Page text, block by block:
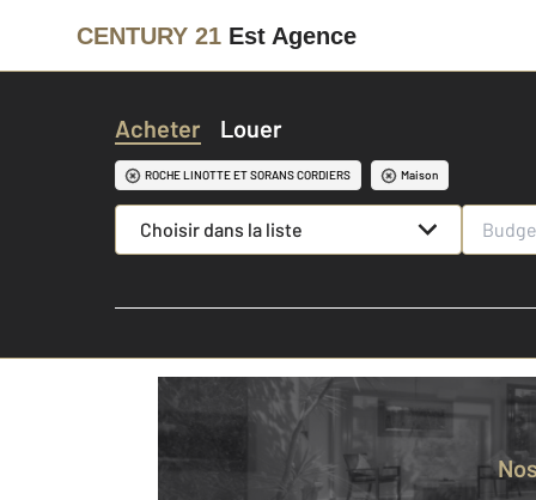
CENTURY 21 Est Agence
Acheter Louer
ROCHE LINOTTE ET SORANS CORDIERS Maison
Choisir dans la liste